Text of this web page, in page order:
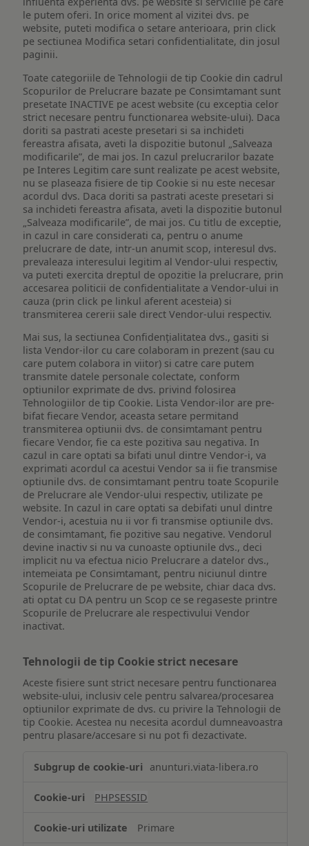
le putem oferi. In orice moment al vizitei dvs. pe
website, puteti modifica o setare anterioara, prin click
pe sectiunea Modifica setari confidentialitate, din josul
paginii.
Toate categoriile de Tehnologii de tip Cookie din cadrul
Scopurilor de Prelucrare bazate pe Consimtamant sunt
presetate INACTIVE pe acest website (cu exceptia celor
strict necesare pentru functionarea website-ului). Daca
doriti sa pastrati aceste presetari si sa inchideti
fereastra afisata, aveti la dispozitie butonul „Salveaza
modificarile”, de mai jos. In cazul prelucrarilor bazate
pe Interes Legitim care sunt realizate pe acest website,
nu se plaseaza fisiere de tip Cookie si nu este necesar
acordul dvs. Daca doriti sa pastrati aceste presetari si
sa inchideti fereastra afisata, aveti la dispozitie butonul
„Salveaza modificarile”, de mai jos. Cu titlu de exceptie,
in cazul in care considerati ca, pentru o anume
prelucrare de date, intr-un anumit scop, interesul dvs.
prevaleaza interesului legitim al Vendor-ului respectiv,
va puteti exercita dreptul de opozitie la prelucrare, prin
accesarea politicii de confidentialitate a Vendor-ului in
cauza (prin click pe linkul aferent acesteia) si
transmiterea cererii sale direct Vendor-ului respectiv.
Mai sus, la sectiunea Confidențialitatea dvs., gasiti si
lista Vendor-ilor cu care colaboram in prezent (sau cu
care putem colabora in viitor) si catre care putem
transmite datele personale colectate, conform
optiunilor exprimate de dvs. privind folosirea
Tehnologiilor de tip Cookie. Lista Vendor-ilor are pre-
bifat fiecare Vendor, aceasta setare permitand
transmiterea optiunii dvs. de consimtamant pentru
fiecare Vendor, fie ca este pozitiva sau negativa. In
cazul in care optati sa bifati unul dintre Vendor-i, va
exprimati acordul ca acestui Vendor sa ii fie transmise
optiunile dvs. de consimtamant pentru toate Scopurile
de Prelucrare ale Vendor-ului respectiv, utilizate pe
website. In cazul in care optati sa debifati unul dintre
Vendor-i, acestuia nu ii vor fi transmise optiunile dvs.
de consimtamant, fie pozitive sau negative. Vendorul
devine inactiv si nu va cunoaste optiunile dvs., deci
implicit nu va efectua nicio Prelucrare a datelor dvs.,
intemeiata pe Consimtamant, pentru niciunul dintre
Scopurile de Prelucrare de pe website, chiar daca dvs.
ati optat cu DA pentru un Scop ce se regaseste printre
Scopurile de Prelucrare ale respectivului Vendor
inactivat.
Tehnologii de tip Cookie strict necesare
Aceste fisiere sunt strict necesare pentru functionarea
website-ului, inclusiv cele pentru salvarea/procesarea
optiunilor exprimate de dvs. cu privire la Tehnologii de
tip Cookie. Acestea nu necesita acordul dumneavoastra
pentru plasare/accesare si nu pot fi dezactivate.
de
Cookie
necesare
anunturi.viata-libera.ro
PHPSESSID
Primare